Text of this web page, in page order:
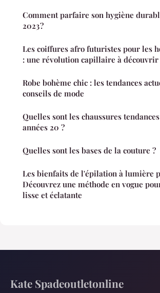
Comment parfaire son hygiène
2023 ?
Les coiffures afro futuristes pour les
: une révolution capillaire à découvrir
Robe bohème chic : les tendances
conseils de mode
Quelles sont les chaussures
années 20 ?
Quelles sont les bases de la couture ?
Les bienfaits de l'épilation à lumière
Découvrez une méthode en vogue
lisse et éclatante
Kate Spadeoutletonline